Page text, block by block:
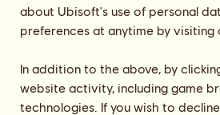
about Ubisoft's use of personal
preferences at anytime by
In addition to the above, by
website activity, including game
technologies. If you wish to